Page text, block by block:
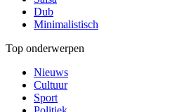
Dub
Minimalistisch
Top onderwerpen
Nieuws
Cultuur
Sport